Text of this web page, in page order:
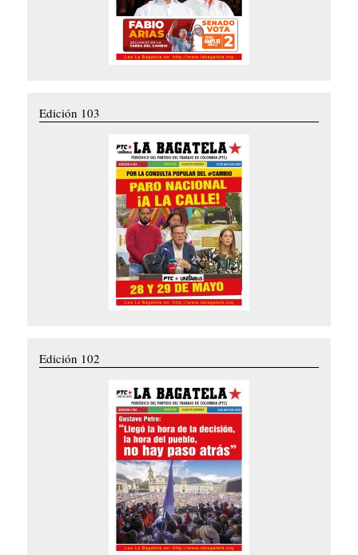
Edición 103
Edición 102